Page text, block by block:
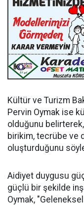
Kültür ve Turizm
Pervin Oymak ise
olduğunu
birikim, tecrübe ve
oluşturduğunu
Aidiyet duygusu
güçlü bir şekilde
Oymak,